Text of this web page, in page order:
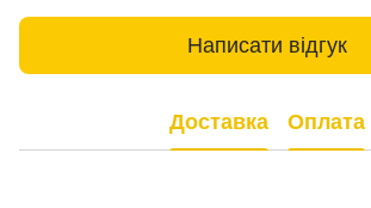
Написати відгук
Доставка Оплата